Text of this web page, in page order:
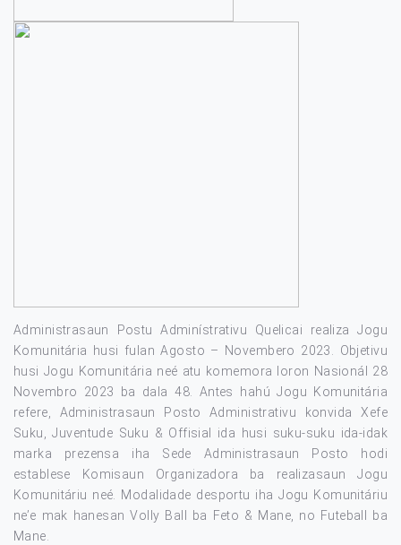
Administrasaun Postu Adminístrativu Quelicai realiza Jogu
Komunitária husi fulan Agosto – Novembero 2023. Objetivu
husi Jogu Komunitária neé atu komemora loron Nasionál 28
Novembro 2023 ba dala 48. Antes hahú Jogu Komunitária
refere, Administrasaun Posto Administrativu konvida Xefe
Suku, Juventude Suku & Offisial ida husi suku-suku ida-idak
marka prezensa iha Sede Administrasaun Posto hodi
establese Komisaun Organizadora ba realizasaun Jogu
Komunitáriu neé. Modalidade desportu iha Jogu Komunitáriu
ne’e mak hanesan Volly Ball ba Feto & Mane, no Futeball ba
Mane.